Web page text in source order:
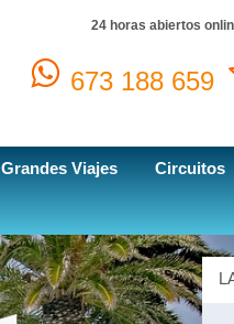
24 horas abiertos
673 188 659
Grandes Viajes Circuitos